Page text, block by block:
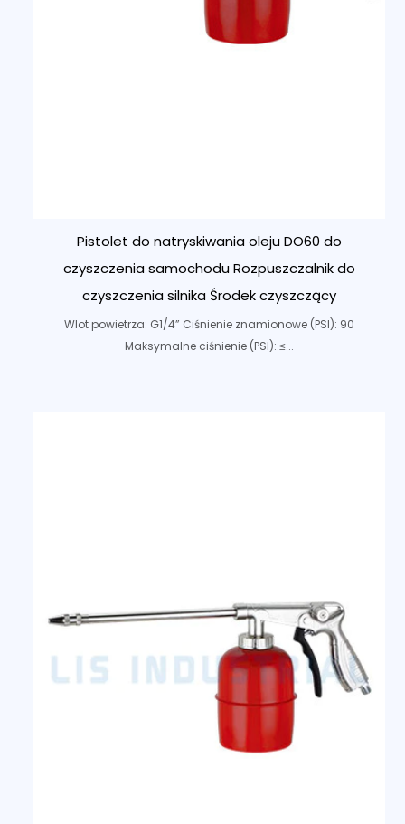
Pistolet do natryskiwania oleju DO60 do
czyszczenia samochodu Rozpuszczalnik do
czyszczenia silnika Środek czyszczący
Wlot powietrza: G1/4” Ciśnienie znamionowe (PSI): 90
Maksymalne ciśnienie (PSI): ≤...